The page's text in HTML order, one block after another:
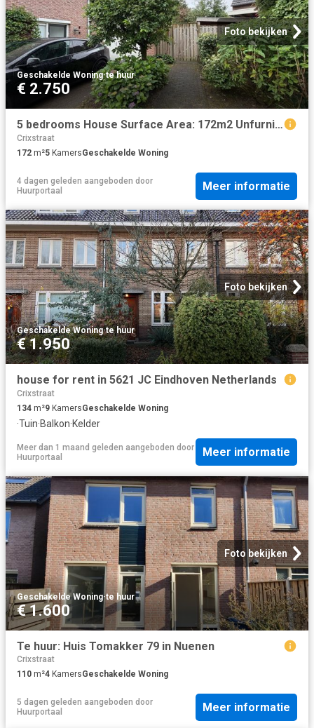
Foto bekijken
Geschakelde Woning·te huur
€ 2.750
5 bedrooms House Surface Area: 172m2 Unfurnished
Crixstraat
172 m²5 KamersGeschakelde Woning
4 dagen geleden aangeboden door
Huurportaal
Meer informatie
Foto bekijken
Geschakelde Woning·te huur
€ 1.950
house for rent in 5621 JC Eindhoven Netherlands
Crixstraat
134 m²9 KamersGeschakelde Woning
·Tuin·Balkon·Kelder
Meer dan 1 maand geleden aangeboden door
Huurportaal
Meer informatie
Foto bekijken
Geschakelde Woning·te huur
€ 1.600
Te huur: Huis Tomakker 79 in Nuenen
Crixstraat
110 m²4 KamersGeschakelde Woning
5 dagen geleden aangeboden door
Huurportaal
Meer informatie